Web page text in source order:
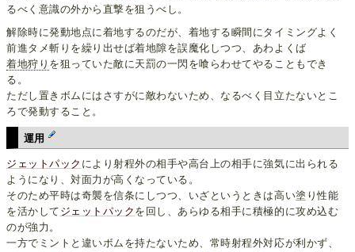
るべく意識の外から直撃を狙うべし。
解除時に発動地点に着地するのだが、着地する瞬間にタイミングよく
前進タメ斬りを繰り出せば着地隙を誤魔化しつつ、あわよくば
着地狩り を狙っていた敵に天罰の一閃を喰らわせてやることもでき
る。
ただし置きボムにはさすがに敵わないため、なるべく目立たないとこ
ろで発動すること。
運用
ジェットパック により射程外の相手や高台上の相手に強気に出られる
ようになり、対面力が高くなっている。
そのため平時は奇襲を信条にしつつ、いざというときは高い塗り性能
を活かして ジェットパック を回し、あらゆる相手に積極的に攻め込む
のが強力。
一方でミントと違いボムを持たないため、常時射程外対応が利かず、